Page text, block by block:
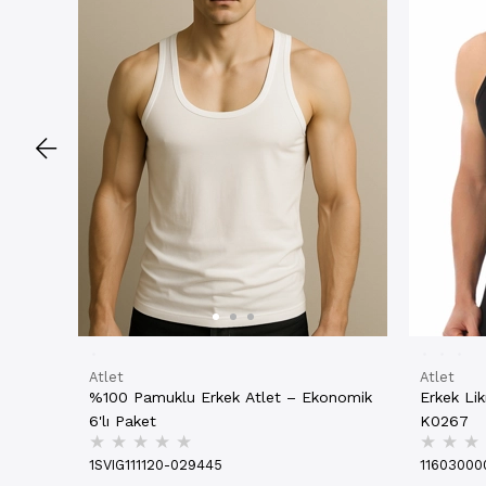
Atlet
%100 Pamuklu Erkek Atlet – Ekonomik
6'lı Paket
★ ★ ★ ★ ★
1SVIG111120-029445
Atlet
Erkek
K0267
★ ★ ★